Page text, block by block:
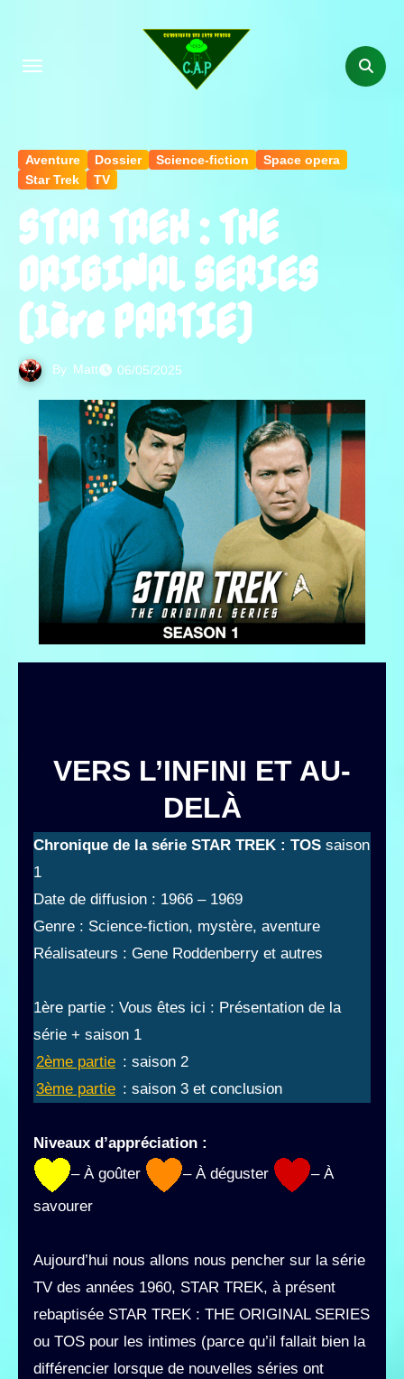
contenu
Aventure Dossier Science-fiction
Space opera
Star Trek
TV
STAR TREK : THE
ORIGINAL SERIES
(1ère PARTIE)
By Matt 06/05/2025
VERS L’INFINI ET AU-
DELÀ
Chronique de la série STAR TREK : TOS saison
1
Date de diffusion : 1966 – 1969
Genre : Science-fiction, mystère, aventure
Réalisateurs : Gene Roddenberry et autres
1ère partie : Vous êtes ici : Présentation de la
série + saison 1
2ème partie : saison 2
3ème partie : saison 3 et conclusion
Niveaux d’appréciation :
– À goûter
– À déguster
– À
savourer
Aujourd’hui nous allons nous pencher sur la série
TV des années 1960, STAR TREK, à présent
rebaptisée STAR TREK : THE ORIGINAL SERIES
ou TOS pour les intimes (parce qu’il fallait bien la
différencier lorsque de nouvelles séries ont